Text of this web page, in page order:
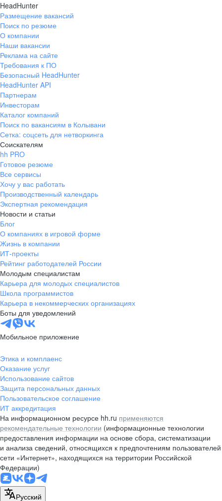
HeadHunter
Размещение вакансий
Поиск по резюме
О компании
Наши вакансии
Реклама на сайте
Требования к ПО
Безопасный HeadHunter
HeadHunter API
Партнерам
Инвесторам
Каталог компаний
Поиск по вакансиям в Колывани
Сетка: соцсеть для нетворкинга
Соискателям
hh PRO
Готовое резюме
Все сервисы
Хочу у вас работать
Производственный календарь
Экспертная рекомендация
Новости и статьи
Блог
О компаниях в игровой форме
Жизнь в компании
ИТ-проекты
Рейтинг работодателей России
Молодым специалистам
Карьера для молодых специалистов
Школа программистов
Карьера в некоммерческих организациях
Боты для уведомлений
Мобильное приложение
Этика и комплаенс
Оказание услуг
Использование сайтов
Защита персональных данных
Пользовательское соглашение
ИТ аккредитация
На информационном ресурсе hh.ru применяются
рекомендательные технологии (информационные технологии
предоставления информации на основе сбора, систематизации
и анализа сведений, относящихся к предпочтениям пользователей
сети «Интернет», находящихся на территории Российской
Федерации)
Русский